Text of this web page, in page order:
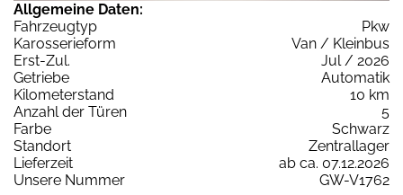
Allgemeine Daten:
Fahrzeugtyp
Pkw
Karosserieform
Van / Kleinbus
Erst-Zul.
Jul / 2026
Getriebe
Automatik
Kilometerstand
10 km
Anzahl der Türen
5
Farbe
Schwarz
Standort
Zentrallager
Lieferzeit
ab ca. 07.12.2026
Unsere Nummer
GW-V1762